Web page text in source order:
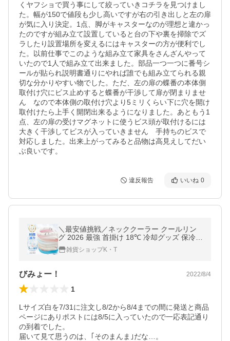
くヤフショで買う事にして絞っていきコチラを見つけまし
た。幅が150で値段も少し高いですが右の引き出しと左の扉
が気に入り決定。1点、脚がキャスターなのが理想と違かっ
たのですが組み立て設置していると台の下や裏を掃除でズ
ラしたり設置場所を変えるにはキャスターの方が便利でし
た。以前仕事でこのような組み立て家具をさんざんやって
いたので1人で組み立て出来ました。部品一つ一つに番号シ
ールが貼られ説明書通りにやれば誰でも組み立てられる親
切な分かりやすい物でした。ただ、左の扉の蝶番の本体側
取付け穴にビス止めすると蝶番が干渉して扉が閉まりませ
ん　なので本体側の取付け穴より5ミリくらい下に穴を開け
取付けたら上手く開閉出来るようになりました。あともう1
点、左の扉の受けマグネットに使うビス頭が取付けるには
大きく干渉してビスが入っていきません　手持ちのビスで
対応しました。出来上がってみると品物は高見えしてだい
ぶ良いです。
違反報告 いいね 0
＼最安値挑戦／ネッククーラー クールリン
グ 2026 最強 首掛け 18℃ 冷却グッズ 保冷剤
アイスネックリング 首を冷やす ひんやり 首
元 冷却 暑さ対策 熱中症対策
雑貨ショップK・T
びみょー！ 2022/8/4
1
Lサイズ白を7/31に注文し8/2から8/4までの間に発送と商品
ページにありポストには8/5に入っていたので一応表記通り
の到着でした。
届いて見て思うのは、｢そのまんま｣だな…。